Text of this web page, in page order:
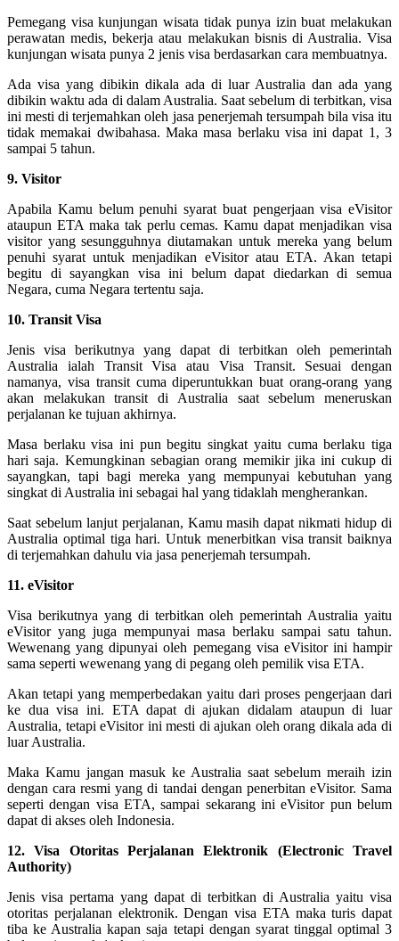
Pemegang visa kunjungan wisata tidak punya izin buat melakukan
perawatan medis, bekerja atau melakukan bisnis di Australia. Visa
kunjungan wisata punya 2 jenis visa berdasarkan cara membuatnya.
Ada visa yang dibikin dikala ada di luar Australia dan ada yang
dibikin waktu ada di dalam Australia. Saat sebelum di terbitkan, visa
ini mesti di terjemahkan oleh jasa penerjemah tersumpah bila visa itu
tidak memakai dwibahasa. Maka masa berlaku visa ini dapat 1, 3
sampai 5 tahun.
9. Visitor
Apabila Kamu belum penuhi syarat buat pengerjaan visa eVisitor
ataupun ETA maka tak perlu cemas. Kamu dapat menjadikan visa
visitor yang sesungguhnya diutamakan untuk mereka yang belum
penuhi syarat untuk menjadikan eVisitor atau ETA. Akan tetapi
begitu di sayangkan visa ini belum dapat diedarkan di semua
Negara, cuma Negara tertentu saja.
10. Transit Visa
Jenis visa berikutnya yang dapat di terbitkan oleh pemerintah
Australia ialah Transit Visa atau Visa Transit. Sesuai dengan
namanya, visa transit cuma diperuntukkan buat orang-orang yang
akan melakukan transit di Australia saat sebelum meneruskan
perjalanan ke tujuan akhirnya.
Masa berlaku visa ini pun begitu singkat yaitu cuma berlaku tiga
hari saja. Kemungkinan sebagian orang memikir jika ini cukup di
sayangkan, tapi bagi mereka yang mempunyai kebutuhan yang
singkat di Australia ini sebagai hal yang tidaklah mengherankan.
Saat sebelum lanjut perjalanan, Kamu masih dapat nikmati hidup di
Australia optimal tiga hari. Untuk menerbitkan visa transit baiknya
di terjemahkan dahulu via jasa penerjemah tersumpah.
11. eVisitor
Visa berikutnya yang di terbitkan oleh pemerintah Australia yaitu
eVisitor yang juga mempunyai masa berlaku sampai satu tahun.
Wewenang yang dipunyai oleh pemegang visa eVisitor ini hampir
sama seperti wewenang yang di pegang oleh pemilik visa ETA.
Akan tetapi yang memperbedakan yaitu dari proses pengerjaan dari
ke dua visa ini. ETA dapat di ajukan didalam ataupun di luar
Australia, tetapi eVisitor ini mesti di ajukan oleh orang dikala ada di
luar Australia.
Maka Kamu jangan masuk ke Australia saat sebelum meraih izin
dengan cara resmi yang di tandai dengan penerbitan eVisitor. Sama
seperti dengan visa ETA, sampai sekarang ini eVisitor pun belum
dapat di akses oleh Indonesia.
12. Visa Otoritas Perjalanan Elektronik (Electronic Travel
Authority)
Jenis visa pertama yang dapat di terbitkan di Australia yaitu visa
otoritas perjalanan elektronik. Dengan visa ETA maka turis dapat
tiba ke Australia kapan saja tetapi dengan syarat tinggal optimal 3